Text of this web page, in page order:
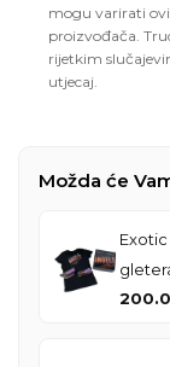
mogu varirati
proizvođača.
rijetkim
utjecaj.
Možda će